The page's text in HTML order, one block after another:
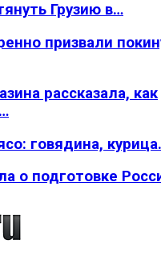
Грузию в…
призвали
рассказала, как
говядина,
о подготовке